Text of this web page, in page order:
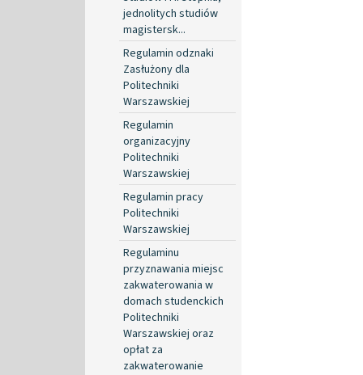
jednolitych studiów
magistersk...
Regulamin odznaki
Zasłużony dla
Politechniki
Warszawskiej
Regulamin
organizacyjny
Politechniki
Warszawskiej
Regulamin pracy
Politechniki
Warszawskiej
Regulaminu
przyznawania miejsc
zakwaterowania w
domach studenckich
Politechniki
Warszawskiej oraz
opłat za
zakwaterowanie